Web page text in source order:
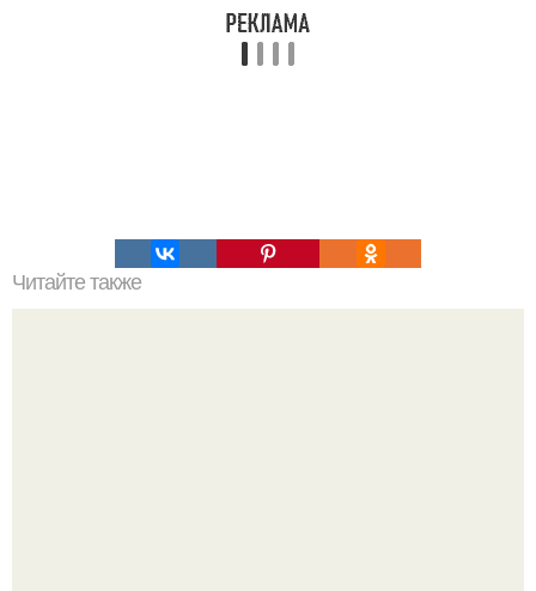
Читайте также